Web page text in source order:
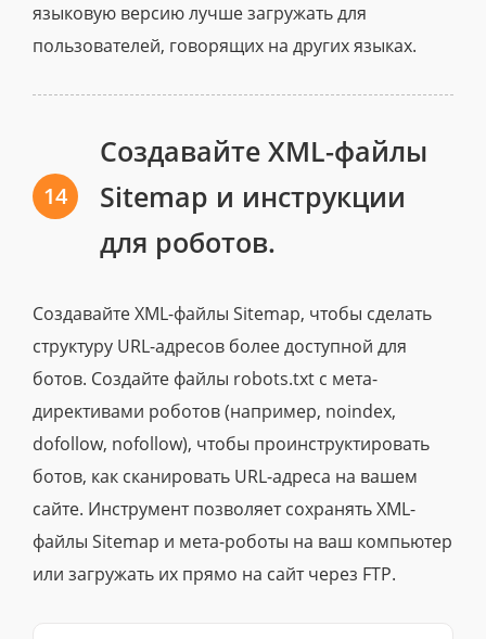
языковую версию лучше загружать для
пользователей, говорящих на других языках.
14
Создавайте XML-файлы
Sitemap и инструкции
для роботов.
Создавайте XML-файлы Sitemap, чтобы сделать
структуру URL-адресов более доступной для
ботов. Создайте файлы robots.txt с мета-
директивами роботов (например, noindex,
dofollow, nofollow), чтобы проинструктировать
ботов, как сканировать URL-адреса на вашем
сайте. Инструмент позволяет сохранять XML-
файлы Sitemap и мета-роботы на ваш компьютер
или загружать их прямо на сайт через FTP.